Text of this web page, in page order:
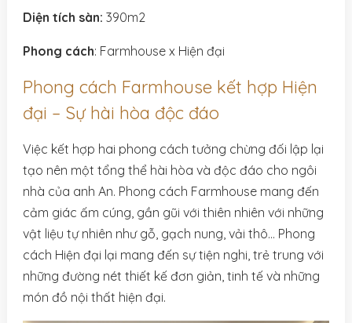
Diện tích sàn: 390m2
Phong cách: Farmhouse x Hiện đại
Phong cách Farmhouse kết hợp Hiện
đại – Sự hài hòa độc đáo
Việc kết hợp hai phong cách tưởng chừng đối lập lại
tạo nên một tổng thể hài hòa và độc đáo cho ngôi
nhà của anh An. Phong cách Farmhouse mang đến
cảm giác ấm cúng, gần gũi với thiên nhiên với những
vật liệu tự nhiên như gỗ, gạch nung, vải thô… Phong
cách Hiện đại lại mang đến sự tiện nghi, trẻ trung với
những đường nét thiết kế đơn giản, tinh tế và những
món đồ nội thất hiện đại.